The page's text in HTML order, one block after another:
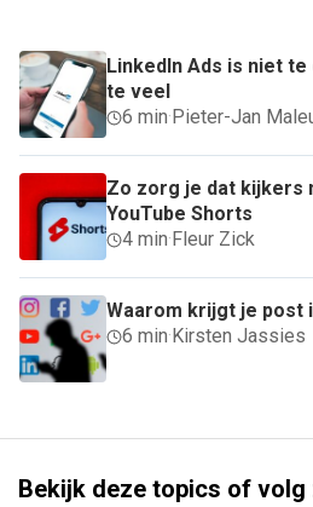
LinkedIn Ads is niet
te veel
6 min· Pieter-Jan
Zo zorg je dat kijkers
YouTube Shorts
4 min· Fleur Zick
Waarom krijgt je post
6 min· Kirsten Jassies
Bekijk deze topics of volg